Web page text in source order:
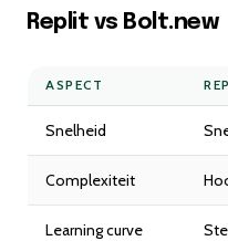
Replit vs Bolt.new
ASPECT
Snelheid
Complexiteit
Learning curve